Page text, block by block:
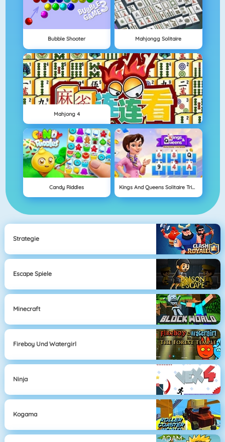
Bubble Shooter Mahjongg Solitaire
Mahjong 4
Candy Riddles Kings And Queens Solitaire Tripeaks
Strategie
Escape Spiele
Minecraft
Fireboy Und Watergirl
Ninja
Kogama